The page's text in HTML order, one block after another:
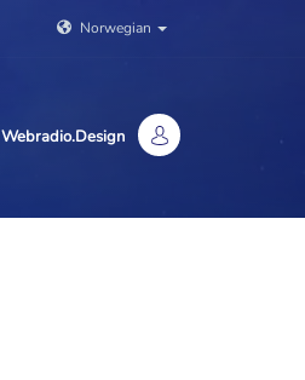
Norwegian
Webradio.Design